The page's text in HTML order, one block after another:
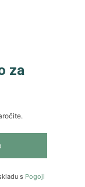
za
s Pogoji